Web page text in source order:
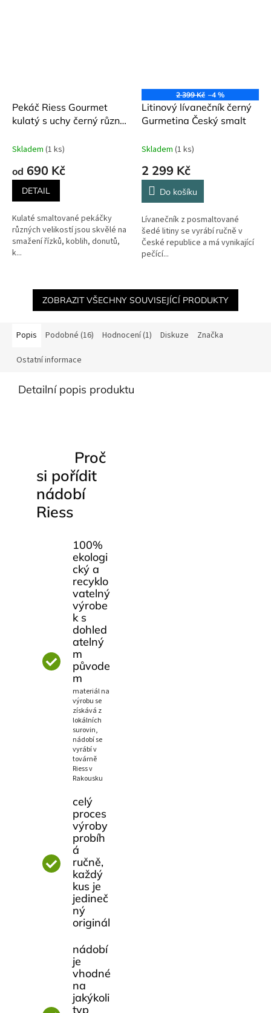
Pekáč Riess Gourmet
kulatý s uchy černý různé
Skladem (1 ks)
od 690 Kč
DETAIL
Kulaté smaltované pekáčky
různých velikostí jsou skvělé na
smažení řízků, koblih, donutů,
k...
2 399 Kč –4 %
Litinový lívanečník černý
Gurmetina Český smalt
Skladem (1 ks)
2 299 Kč
Do košíku
Lívanečník z posmaltované
šedé litiny se vyrábí ručně v
České republice a má vynikající
pečící...
ZOBRAZIT VŠECHNY SOUVISEJÍCÍ PRODUKTY
Popis Podobné (16) Hodnocení (1) Diskuze Značka
Ostatní informace
Detailní popis produktu
Proč
si pořídit
nádobí
Riess
100%
ekologi
cký a
recyklo
vatelný
výrobe
k s
dohled
atelný
m
původe
m
materiál na
výrobu se
získává z
lokálních
surovin,
nádobí se
vyrábí v
továrně
Riess v
Rakousku
celý
proces
výroby
probíh
á
ručně,
každý
kus je
jedineč
ný
originál
nádobí
je
vhodné
na
jakýkoli
typ